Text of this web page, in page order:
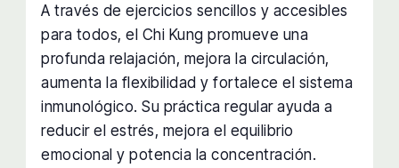
A través de ejercicios sencillos y accesibles
para todos, el Chi Kung promueve una
profunda relajación, mejora la circulación,
aumenta la flexibilidad y fortalece el sistema
inmunológico. Su práctica regular ayuda a
reducir el estrés, mejora el equilibrio
emocional y potencia la concentración.